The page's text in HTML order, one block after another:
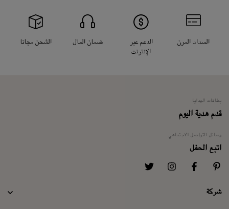
السداد المرن
الدعم عبر
الإنترنت
ضمان المال الشحن مجانا
شركة
بطاقات الهدايا
قدم هدية اليوم
وسائل التواصل الاجتماعي
اتبع الحفل